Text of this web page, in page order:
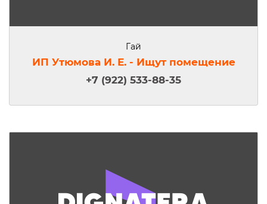
Гай
ИП Утюмова И. Е. - Ищут помещение
+7 (922) 533-88-35